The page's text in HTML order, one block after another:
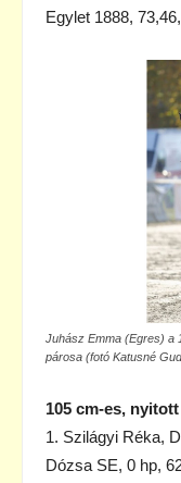
Egylet 1888,
Juhász Emma (Egres) a
párosa (fotó Katusné
105 cm-es,
1. Szilágyi Réka,
Dózsa SE, 0 hp,